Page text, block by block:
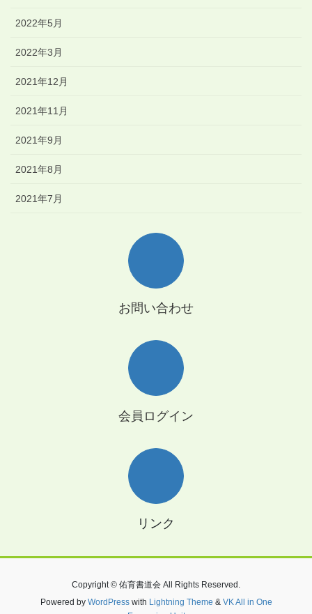
2022年5月
2022年3月
2021年12月
2021年11月
2021年9月
2021年8月
2021年7月
お問い合わせ
会員ログイン
リンク
Copyright © 佑育書道会 All Rights Reserved.
Powered by WordPresswith Lightning Theme & VK All in One